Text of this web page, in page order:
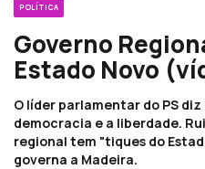
POLÍTICA
Governo
Estado Novo
O líder parlamentar do PS
democracia e a liberdade.
regional tem "tiques do
governa a Madeira.